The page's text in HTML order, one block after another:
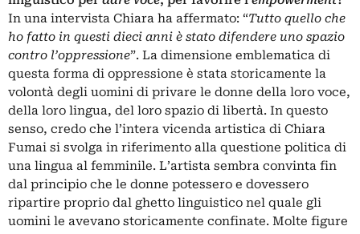
In una intervista Chiara ha affermato: “Tutto quello che
ho fatto in questi dieci anni è stato difendere uno spazio
contro l’oppressione”. La dimensione emblematica di
questa forma di oppressione è stata storicamente la
volontà degli uomini di privare le donne della loro voce,
della loro lingua, del loro spazio di libertà. In questo
senso, credo che l’intera vicenda artistica di Chiara
Fumai si svolga in riferimento alla questione politica di
una lingua al femminile. L’artista sembra convinta fin
dal principio che le donne potessero e dovessero
ripartire proprio dal ghetto linguistico nel quale gli
uomini le avevano storicamente confinate. Molte figure